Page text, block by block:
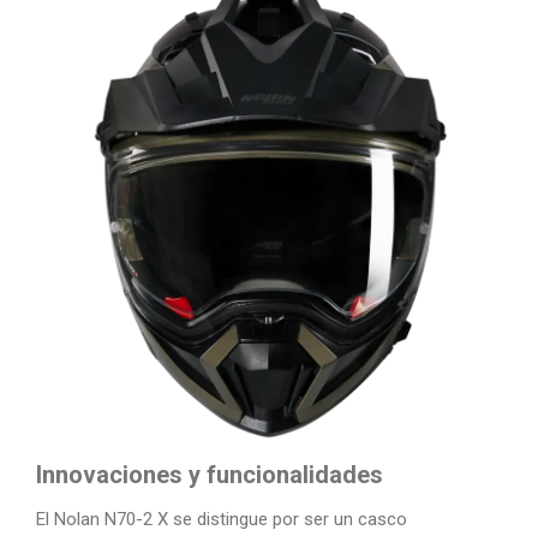
Innovaciones y funcionalidades
El Nolan N70-2 X se distingue por ser un casco